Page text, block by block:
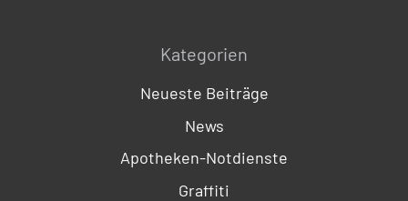
Kategorien
Neueste Beiträge
News
Apotheken-Notdienste
Graffiti